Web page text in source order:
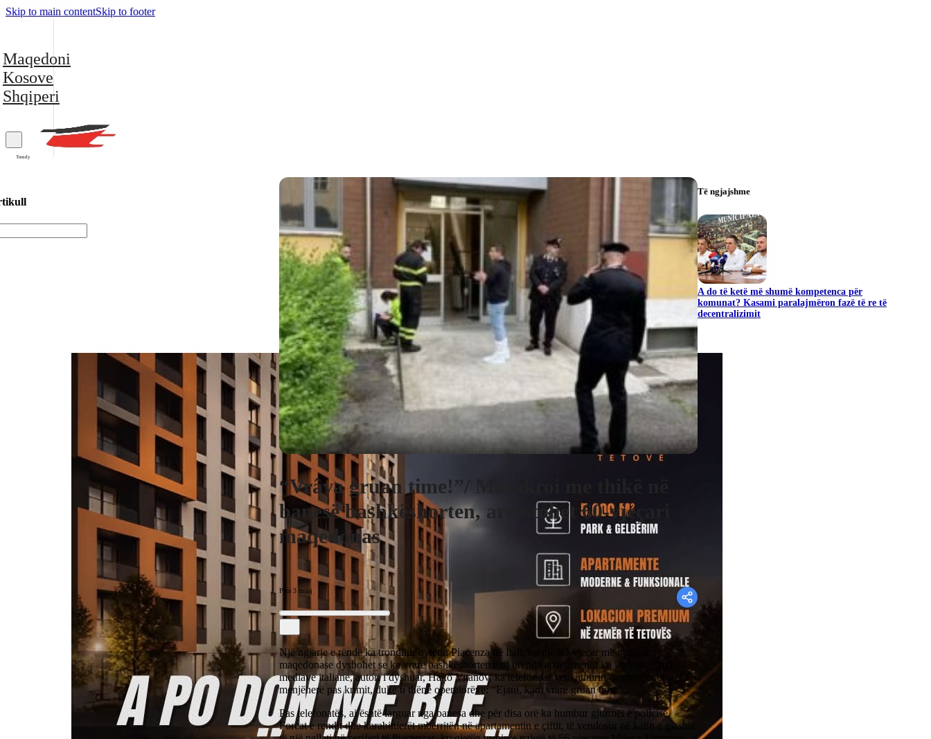
Skip to main contentSkip to footer
Maqedoni
Kosove
Shqiperi
Trendy
“Vrâva gruan time!”/ Masákroi me thikë në
banesë bashkëshorten, arrestohet 60-vjeçari
maqedonas
Para 3 muaj
Një ngjarje e rëndë ka tronditur qytetin Piacenza në Itali, ku një 60-vjeçar me origjinë
maqedonase dyshohet se ka vrarë bashkëshorten e tij brenda apartamentit ku jetonin. Sipas
mediave italiane, autori i dyshuar, Hako Vitanov, ka telefonuar vetë numrin e emergjencës 112
menjëherë pas krimit, duke u thënë operatorëve: “Ejani, kam vrarë gruan time”.
Pas telefonatës, ai është larguar nga banesa dhe për disa orë ka humbur gjurmët e policisë.
Forcat e rendit dhe karabinierët mbërritën në apartamentin e çiftit, të vendosur në katin e gjashtë
Të ngjajshme
A do të ketë më shumë kompetenca për
komunat? Kasami paralajmëron fazë të re të
decentralizimit